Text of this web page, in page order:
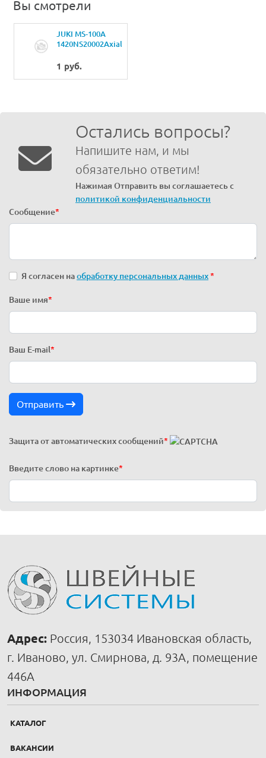
Вы смотрели
JUKI MS-100A
1420NS20002Axial
1 руб.
Остались вопросы?
Напишите нам, и мы
обязательно ответим!
Нажимая Отправить вы соглашаетесь с
политикой конфиденциальности
Сообщение*
Я согласен наобработку персональных данных*
Ваше имя*
Ваш E-mail *
Отправить
Защита от автоматических сообщений*
Введите слово на картинке*
Адрес: Россия, 153034 Ивановская область,
г. Иваново, ул. Смирнова, д. 93А, помещение
446А
ИНФОРМАЦИЯ
КАТАЛОГ
ВАКАНСИИ